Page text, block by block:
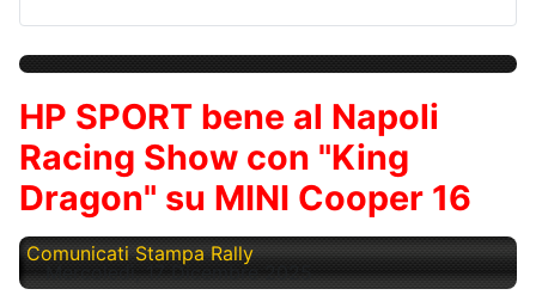
HP SPORT bene al Napoli
Racing Show con "King
Dragon" su MINI Cooper 16
Comunicati Stampa Rally
Mercoledì, 17 Dicembre 2025